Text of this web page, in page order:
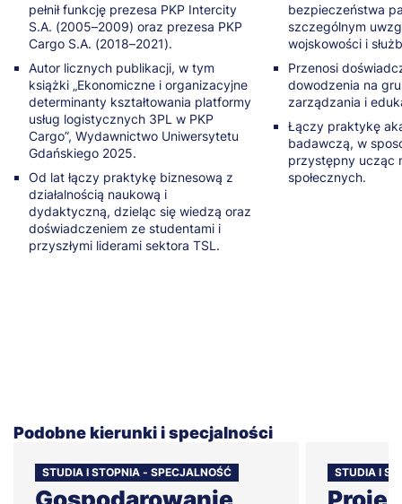
pełnił funkcję prezesa PKP Intercity
S.A. (2005–2009) oraz prezesa PKP
Cargo S.A. (2018–2021).
Autor licznych publikacji, w tym
książki „Ekonomiczne i organizacyjne
determinanty kształtowania platformy
usług logistycznych 3PL w PKP
Cargo”, Wydawnictwo Uniwersytetu
Gdańskiego 2025.
Od lat łączy praktykę biznesową z
działalnością naukową i
dydaktyczną, dzieląc się wiedzą oraz
doświadczeniem ze studentami i
przyszłymi liderami sektora TSL.
bezpieczeństwa
szczególnym
wojskowości i
Przenosi
dowodzenia na
zarządzania i
Łączy praktykę
badawczą, w
przystępny ucząc
społecznych.
Podobne kierunki i specjalności
STUDIA I STOPNIA - SPECJALNOŚĆ STUDIA I